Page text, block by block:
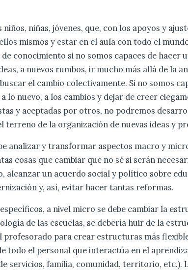
niñas, jóvenes, que, con los apoyos y
mismos y estar en el aula con todo el
conocimiento si no somos capaces de hacer
a nuevos rumbos, ir mucho más allá de la
el cambio colectivamente. Si no somos
lo nuevo, a los cambios y dejar de creer
y aceptadas por otros, no podremos
terreno de la organización de nuevas ideas y
analizar y transformar aspectos macro y
cosas que cambiar que no sé si serán
alcanzar un acuerdo social y político sobre
y, así, evitar hacer tantas reformas.
a nivel micro se debe cambiar la
de las escuelas, se debería huir de la
profesorado para crear estructuras más
todo el personal que interactúa en el
servicios, familia, comunidad, territorio, etc.).